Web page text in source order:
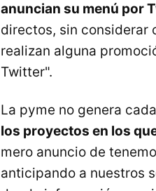
anuncian su menú por
directos, sin considerar
realizan alguna
Twitter".
La pyme no genera
los proyectos en los
mero anuncio de
anticipando a nuestros